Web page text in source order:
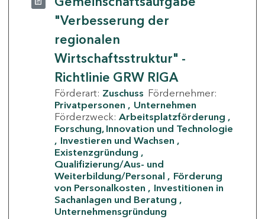
"Verbesserung der
regionalen
Wirtschaftsstruktur" -
Richtlinie GRW RIGA
Förderart: Zuschuss Fördernehmer:
Privatpersonen
Unternehmen
Förderzweck: Arbeitsplatzförderung
Forschung, Innovation und Technologie
Investieren und Wachsen
Existenzgründung
Qualifizierung/Aus- und
Weiterbildung/Personal
Förderung
von Personalkosten
Investitionen in
Sachanlagen und Beratung
Unternehmensgründung